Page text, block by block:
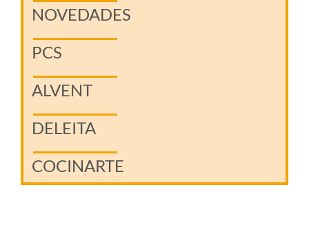
NOVEDADES
PCS
ALVENT
DELEITA
COCINARTE